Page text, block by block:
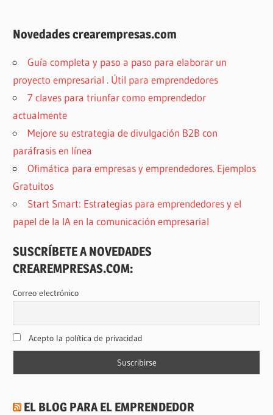
Novedades crearempresas.com
Guía completa y paso a paso para elaborar un
proyecto empresarial . Útil para emprendedores
7 claves para triunfar como emprendedor
actualmente
Mejore su estrategia de divulgación B2B con
paráfrasis en línea
Ofimática para empresas y emprendedores. Ejemplos
Gratuitos
Start Smart: Estrategias para emprendedores y el
papel de la IA en la comunicación empresarial
SUSCRÍBETE A NOVEDADES
CREAREMPRESAS.COM:
Correo electrónico
Acepto la política de privacidad
EL BLOG PARA EL EMPRENDEDOR